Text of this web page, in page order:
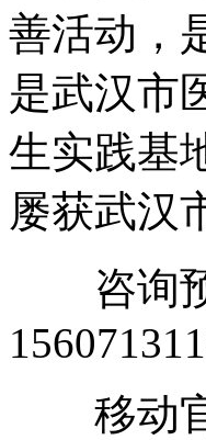
善活动，
是武汉市
生实践基
屡获武汉
咨询预
移动官